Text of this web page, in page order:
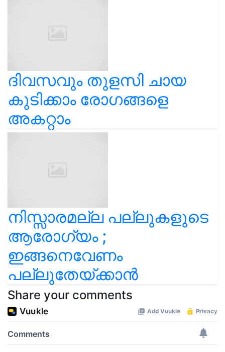
ദിവസവും തുളസി ചായ
കുടിക്കാം രോഗങ്ങളെ
അകറ്റാം
നിസ്സാരമല്ല പല്ലുകളുടെ
ആരോഗ്യം ;
ഇങ്ങനെവേണം
പല്ലുതേയ്ക്കാന്‍
Share your comments